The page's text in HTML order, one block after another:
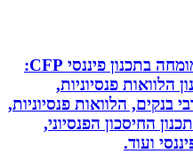
תכנון פיננסי - גדי ברקאי מומחה בתכנון פיננסי CFP:
פנסיוניות,
הלוואות פנסיוניות,
הפנסיוני,